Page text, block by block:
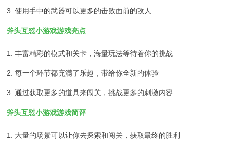
3. 使用手中的武器可以更多的击败面前的敌人
斧头互怼小游戏游戏亮点
1. 丰富精彩的模式和关卡，海量玩法等待着你的挑战
2. 每一个环节都充满了乐趣，带给你全新的体验
3. 通过获取更多的道具来闯关，挑战更多的刺激内容
斧头互怼小游戏游戏简评
1. 大量的场景可以让你去探索和闯关，获取最终的胜利